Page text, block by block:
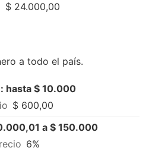
$ 24.000,00
a todo el país.
hasta $ 10.000
$ 600,00
a $ 150.000
6%